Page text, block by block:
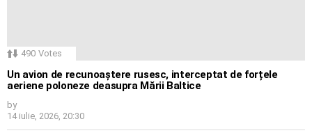
490 Votes
Un avion de recunoaștere rusesc, interceptat de forțele
aeriene poloneze deasupra Mării Baltice
by
14 iulie, 2026, 20:30